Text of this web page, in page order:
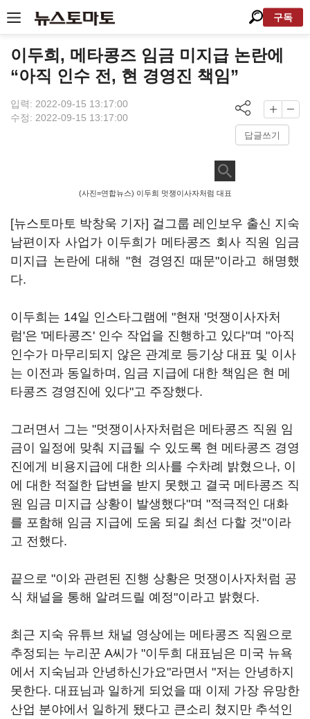
구독
이두희, 메타콩즈 임금 미지급 논란에
“아직 인수 전, 현 경영진 책임”
입력: 2022-09-15 13:17:00
수정: 2022-09-15 13:17:00
답글쓰기
(사진=연합뉴스) 이두희 멋쟁이사자처럼 대표
[뉴스토마토 박창욱 기자] 걸그룹 레인보우 출신 지숙
남편이자 사업가 이두희가 메타콩즈 회사 직원 임금
미지급 논란에 대해 "현 경영진 때문"이라고 해명했
다.
이두희는 14일 인스타그램에 "현재 '멋쟁이사자처
럼'은 '메타콩즈' 인수 작업을 진행하고 있다"며 "아직
인수가 마무리되지 않은 관계로 등기상 대표 및 이사
는 이전과 동일하며, 임금 지급에 대한 책임은 현 메
타콩즈 경영진에 있다"고 주장했다.
그러면서 그는 "멋쟁이사자처럼은 메타콩즈 직원 임
금이 일정에 맞춰 지급될 수 있도록 현 메타콩즈 경영
진에게 비용지급에 대한 의사를 수차례 밝혔으나, 이
에 대한 적절한 답변을 받지 못했고 결국 메타콩즈 직
원 임금 미지급 상황이 발생했다"며 "적극적인 대화
를 포함해 임금 지급에 도움 되길 최선 다할 것"이라
고 전했다.
끝으로 "이와 관련된 진행 상황은 멋쟁이사자처럼 공
식 채널을 통해 알려드릴 예정"이라고 밝혔다.
최근 지숙 유튜브 채널 영상에는 메타콩즈 직원으로
추정되는 누리꾼 A씨가 "이두희 대표님은 미국 뉴욕
에서 지숙님과 안녕하신가요"라면서 "저는 안녕하지
못한다. 대표님과 일하게 되었을 때 이제 가장 유망한
산업 분야에서 일하게 됐다고 큰소리 쳤지만 추석인